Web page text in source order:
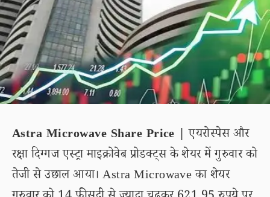
Astra Microwave Share Price | एयरोस्पेस और
रक्षा दिग्गज एस्ट्रा माइक्रोवेब प्रोडक्ट्स के शेयर में गुरुवार को
तेजी से उछाल आया। Astra Microwave का शेयर